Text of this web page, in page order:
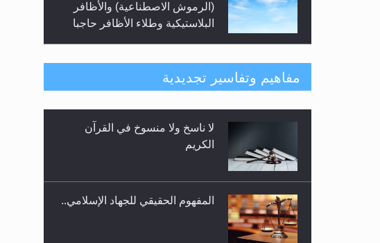
(الرموش الاصطناعية) والأظافر
البلاستيكية وطلاء الأظافر حاجبا
هل يُحسب حول الزكاة وفق السنة
الميلادية أو الهجرية؟
هل يجوز فتح مشروع كوافير نسائي
للمحجبات وغير المحجبات؟
مفاهيم وتفاسير تجديدية
لا ناسخ ولا منسوخ في القرآن
الكريم
المفهوم الحقيقي للجهاد الإسلامي..